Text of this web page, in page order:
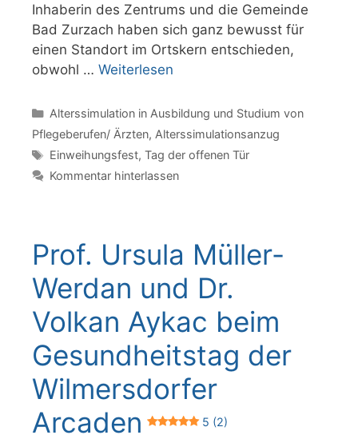
Inhaberin des Zentrums und die Gemeinde
Bad Zurzach haben sich ganz bewusst für
einen Standort im Ortskern entschieden,
obwohl … Weiterlesen
Kategorien
Alterssimulation in Ausbildung und Studium von
Pflegeberufen/ Ärzten, Alterssimulationsanzug
Schlagwörter
Einweihungsfest, Tag der offenen Tür
Kommentar hinterlassen
Prof. Ursula Müller-
Werdan und Dr.
Volkan Aykac beim
Gesundheitstag der
Wilmersdorfer
Arcaden
5 (2)